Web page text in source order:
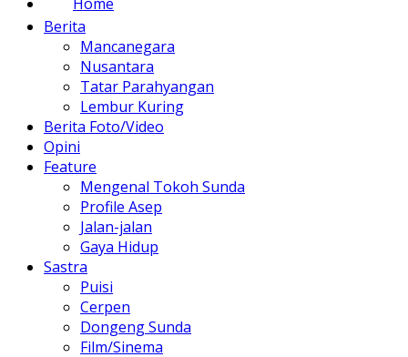
Berita
Mancanegara
Nusantara
Tatar Parahyangan
Lembur Kuring
Berita Foto/Video
Opini
Feature
Mengenal Tokoh Sunda
Profile Asep
Jalan-jalan
Gaya Hidup
Sastra
Puisi
Cerpen
Dongeng Sunda
Film/Sinema